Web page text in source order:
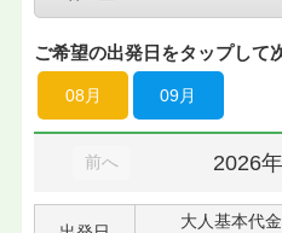
ご希望の出発日をタップして
08月 09月
前へ 2026
大人基本代金